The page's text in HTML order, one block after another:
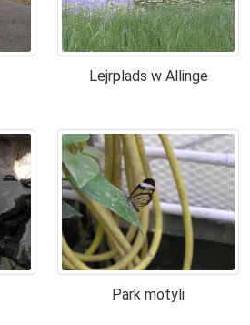
Lejrplads w Allinge
Park motyli